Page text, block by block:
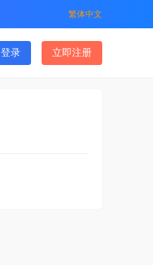
繁体中文
登录 立即注册